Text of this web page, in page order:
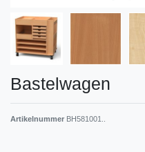
Bastelwagen
Artikelnummer BH581001..